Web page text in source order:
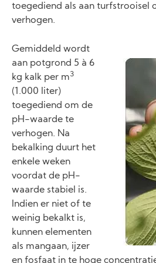
toegediend als aan turfstrooisel
verhogen.
Image
Gemiddeld wordt
aan potgrond 5 à 6
kg kalk per m3
(1.000 liter)
toegediend om de
pH-waarde te
verhogen. Na
bekalking duurt het
enkele weken
voordat de pH-
waarde stabiel is.
Indien er niet of te
weinig bekalkt is,
kunnen elementen
als mangaan, ijzer
en fosfaat in te hoge